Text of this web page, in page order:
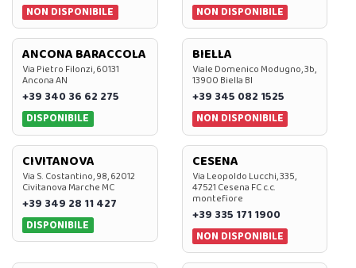
NON DISPONIBILE
NON DISPONIBILE
ANCONA BARACCOLA
Via Pietro Filonzi, 60131
Ancona AN
+39 340 36 62 275
DISPONIBILE
BIELLA
Viale Domenico Modugno, 3b,
13900 Biella BI
+39 345 082 1525
NON DISPONIBILE
CIVITANOVA
Via S. Costantino, 98, 62012
Civitanova Marche MC
+39 349 28 11 427
DISPONIBILE
CESENA
Via Leopoldo Lucchi, 335,
47521 Cesena FC c.c.
montefiore
+39 335 171 1900
NON DISPONIBILE